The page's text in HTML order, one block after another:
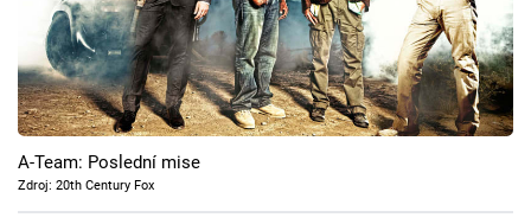
Hry
Cool Esport
Pořady
TV Program
A-Team: Poslední mise
Zdroj: 20th Century Fox